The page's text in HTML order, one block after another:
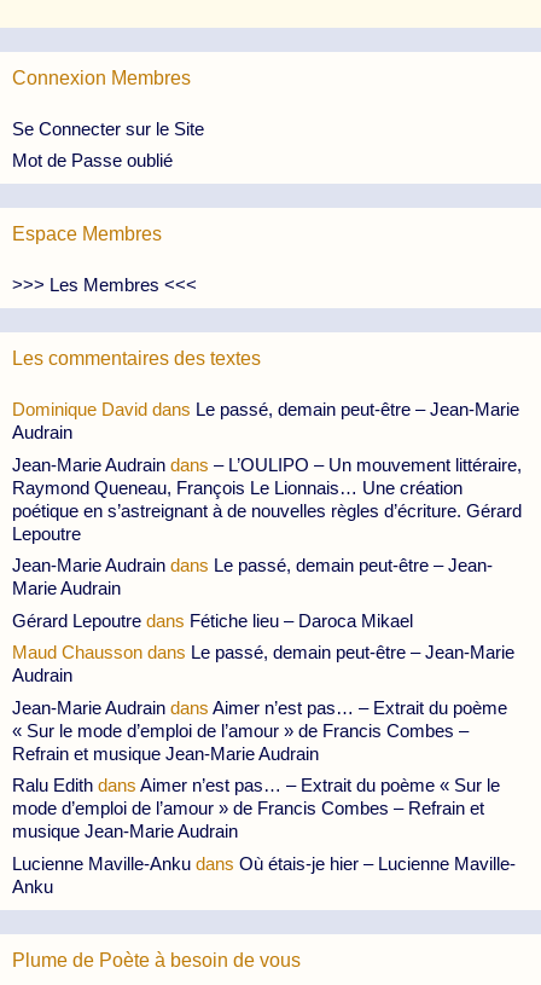
Connexion Membres
Se Connecter sur le Site
Mot de Passe oublié
Espace Membres
>>> Les Membres <<<
Les commentaires des textes
Dominique David dans Le passé, demain peut-être – Jean-Marie
Audrain
Jean-Marie Audrain dans – L’OULIPO – Un mouvement littéraire,
Raymond Queneau, François Le Lionnais… Une création
poétique en s’astreignant à de nouvelles règles d’écriture. Gérard
Lepoutre
Jean-Marie Audrain dans Le passé, demain peut-être – Jean-
Marie Audrain
Gérard Lepoutre dans Fétiche lieu – Daroca Mikael
Maud Chausson dans Le passé, demain peut-être – Jean-Marie
Audrain
Jean-Marie Audrain dans Aimer n’est pas… – Extrait du poème
« Sur le mode d’emploi de l’amour » de Francis Combes –
Refrain et musique Jean-Marie Audrain
Ralu Edith dans Aimer n’est pas… – Extrait du poème « Sur le
mode d’emploi de l’amour » de Francis Combes – Refrain et
musique Jean-Marie Audrain
Lucienne Maville-Anku dans Où étais-je hier – Lucienne Maville-
Anku
Plume de Poète à besoin de vous